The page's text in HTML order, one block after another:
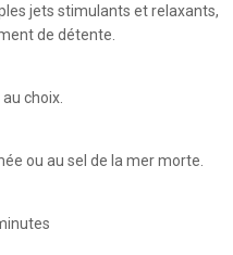
jets stimulants et relaxants,
de détente.
choix.
ou au sel de la mer morte.